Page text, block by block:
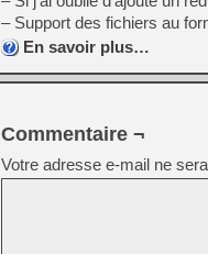
– Support des fichiers au
En savoir plus…
Commentaire ¬
Votre adresse e-mail ne